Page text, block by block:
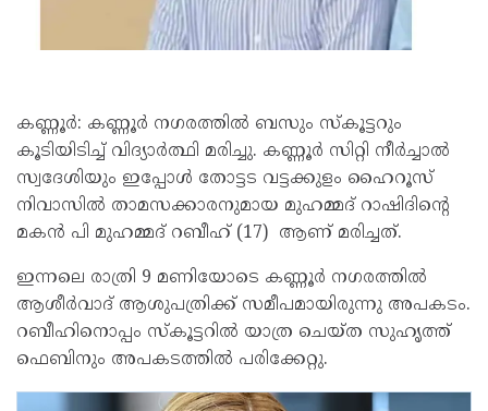
കണ്ണൂർ: കണ്ണൂർ നഗരത്തിൽ ബസും സ്‌കൂട്ടറും
കൂടിയിടിച്ച് വിദ്യാർത്ഥി മരിച്ചു. കണ്ണൂർ സിറ്റി നീർച്ചാൽ
സ്വദേശിയും ഇപ്പോൾ തോട്ടട വട്ടക്കുളം ഹൈറൂസ്
നിവാസിൽ താമസക്കാരനുമായ മുഹമ്മദ് റാഷിദിൻ്റെ
മകൻ പി മുഹമ്മദ് റബീഹ് (17) ആണ് മരിച്ചത്.
ഇന്നലെ രാത്രി 9 മണിയോടെ കണ്ണൂർ നഗരത്തിൽ
ആശീർവാദ് ആശുപത്രിക്ക് സമീപമായിരുന്നു അപകടം.
റബീഹിനൊപ്പം സ്‌കൂട്ടറിൽ യാത്ര ചെയ്ത സുഹൃത്ത്
ഫെബിനും അപകടത്തിൽ പരിക്കേറ്റു.